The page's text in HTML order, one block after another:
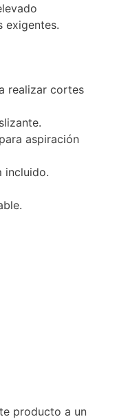
exigentes.
realizar cortes
aspiración
incluido.
producto a un